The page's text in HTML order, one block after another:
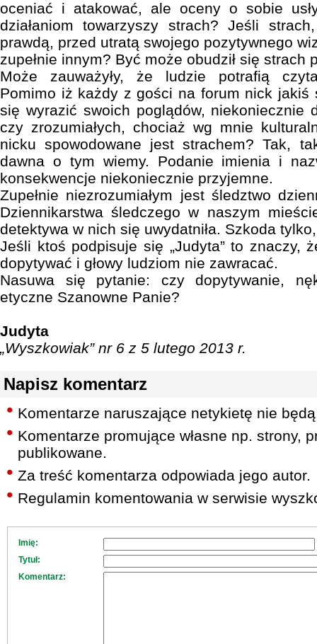
oceniać i atakować, ale oceny o sobie
działaniom towarzyszy strach? Jeśli
prawdą, przed utratą swojego pozytywnego
zupełnie innym? Być może obudził się strach
Może zauważyły, że ludzie potrafią
Pomimo iż każdy z gości na forum nick jakiś
się wyrazić swoich poglądów, niekoniecznie
czy zrozumiałych, chociaż wg mnie
nicku spowodowane jest strachem? Tak,
dawna o tym wiemy. Podanie imienia i
konsekwencje niekoniecznie przyjemne.
Zupełnie niezrozumiałym jest śledztwo
Dziennikarstwa śledczego w naszym
detektywa w nich się uwydatniła. Szkoda
Jeśli ktoś podpisuje się „Judyta” to znaczy,
dopytywać i głowy ludziom nie zawracać.
Nasuwa się pytanie: czy dopytywanie,
etyczne Szanowne Panie?
Judyta
„Wyszkowiak” nr 6 z 5 lutego 2013 r.
Napisz komentarz
Komentarze naruszające netykietę nie
Komentarze promujące własne np. strony,
publikowane.
Za treść komentarza odpowiada jego autor.
Regulamin komentowania w serwisie
Imię:
Tytuł:
Komentarz: